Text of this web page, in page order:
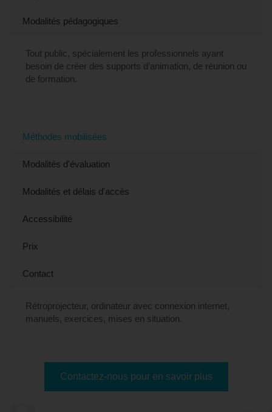
Modalités pédagogiques
Tout public, spécialement les professionnels ayant
besoin de créer des supports d’animation, de réunion ou
de formation.
Méthodes mobilisées
Modalités d'évaluation
Modalités et délais d'accès
Accessibilité
Prix
Contact
Rétroprojecteur, ordinateur avec connexion internet,
manuels, exercices, mises en situation.
Contactez-nous pour en savoir plus